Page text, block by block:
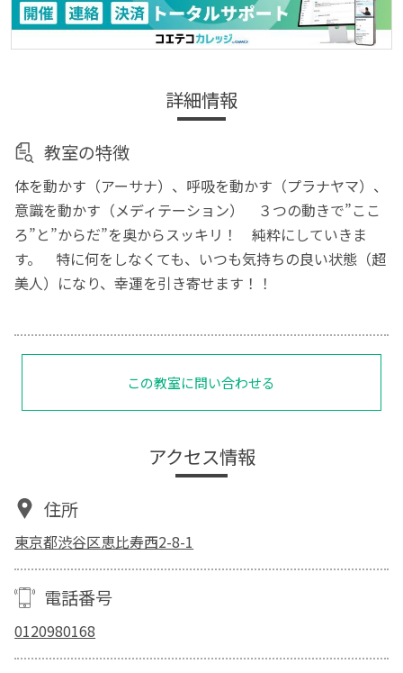
詳細情報
教室の特徴
体を動かす（アーサナ）、呼吸を動かす（プラナヤマ）、
意識を動かす（メディテーション） ３つの動きで”ここ
ろ”と”からだ”を奥からスッキリ！ 純粋にしていきま
す。 特に何をしなくても、いつも気持ちの良い状態（超
美人）になり、幸運を引き寄せます！！
この教室に問い合わせる
アクセス情報
住所
東京都渋谷区恵比寿西2-8-1
電話番号
0120980168